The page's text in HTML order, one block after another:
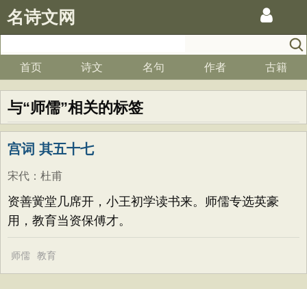
名诗文网
首页 诗文 名句 作者 古籍
与“师儒”相关的标签
宫词 其五十七
宋代 ： 杜甫
资善黉堂几席开，小王初学读书来。师儒专选英豪
用，教育当资保傅才。
师儒 教育